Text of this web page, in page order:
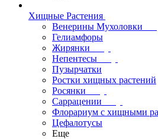
Хищные Растения
Венерины Мухоловки
Гелиамфоры
Жирянки
Непентесы
Пузырчатки
Ростки хищных растений
Росянки
Саррацении
Флорариум с хищными
Цефалотусы
Еще